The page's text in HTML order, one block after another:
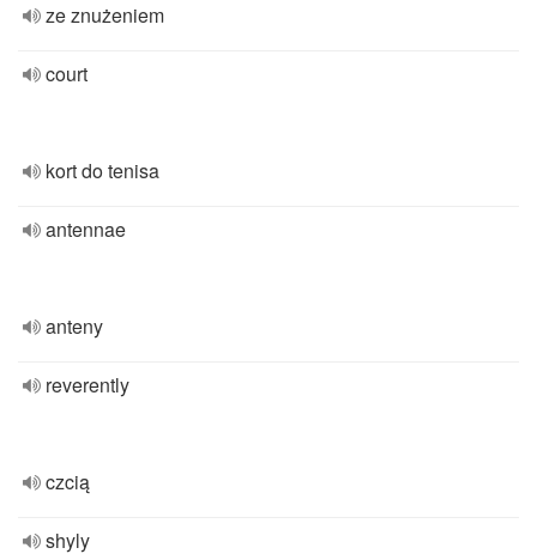
ze znużeniem
court
kort do tenisa
antennae
anteny
reverently
czcią
shyly